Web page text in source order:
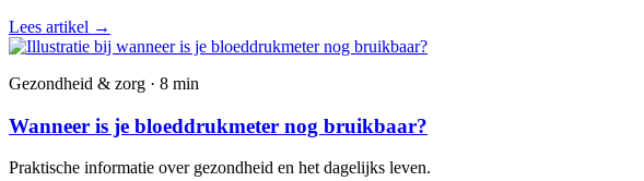
Lees artikel →
Gezondheid & zorg · 8 min
Wanneer is je bloeddrukmeter nog bruikbaar?
Praktische informatie over gezondheid en het dagelijks leven.